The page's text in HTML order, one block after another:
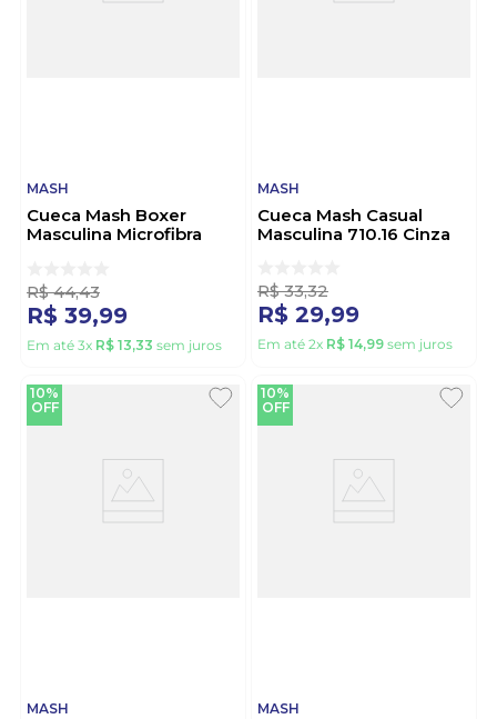
MASH
Cueca Mash Boxer
Masculina Microfibra
R$ 44,43
R$ 39,99
Em até 3x R$ 13,33 sem juros
MASH
Cueca Mash Casual
Masculina 710.16 Cinza
R$ 33,32
R$ 29,99
Em até 2x R$ 14,99 sem juros
10%
OFF
MASH
10%
OFF
MASH